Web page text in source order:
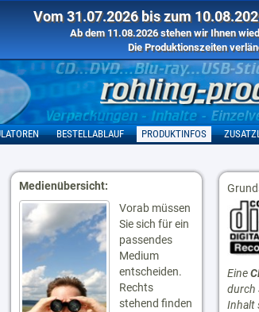
Vom 31.07.2026 bis zum
Ab dem 11.08.2026 stehen wir Ihnen
Die Produktionszeiten
BESTELLABLAUF PRODUKTINFOS
Medienübersicht:
Vorab müssen
Sie sich für ein
passendes
Medium
entscheiden.
Rechts
stehend finden
Eine
durch
Inhalt